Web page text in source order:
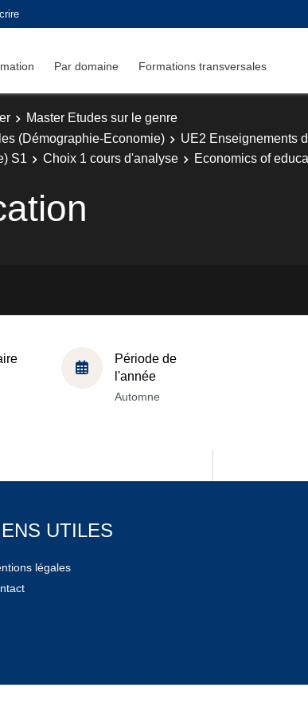
Par domaine Formations transversales
Master Etudes sur le genre
(Démographie-Economie)
UE2 Enseignements
S1
Choix 1 cours d'analyse Economics of
Période de
l'année
Automne
UTILES
légales